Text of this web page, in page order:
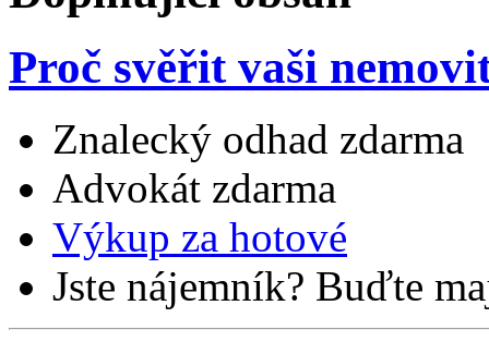
Proč svěřit vaši
Znalecký odhad zdarma
Advokát zdarma
Výkup za hotové
Jste nájemník? Buďte